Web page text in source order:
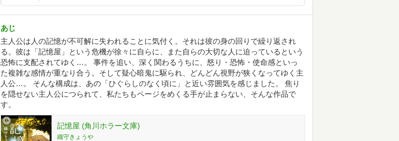
あじ
主人公は人の記憶が不可解に失われることに気付く。それは彼の身の回りで繰り返され
る。彼は「記憶屋」という危機が徐々に自らに、また自らの大切な人に迫っているという
恐怖に支配されてゆく…。 事件を追い、深く関わるうちに、怒り・恐怖・使命感といっ
た複雑な感情が重なり合う。そして疑心暗鬼に駆られ、どんどん視野が狭くなってゆく主
人公…。 そんな構成は、あの「ひぐらしのなく頃に」と近い雰囲気を感じました。 焦り
を隠せない主人公につられて、私たちもページをめくる手が止まらない、そんな作品で
す。
記憶屋 (角川ホラー文庫)
織守きょうや